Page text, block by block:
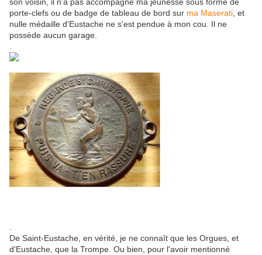
porte-clefs ou de badge de tableau de bord sur ma Maserati , et
nulle médaille d'Eustache ne s'est pendue à mon cou. Il ne
possède aucun garage.
De Saint-Eustache, en vérité, je ne connaît que les Orgues, et
d'Eustache, que la Trompe. Ou bien, pour l'avoir mentionné